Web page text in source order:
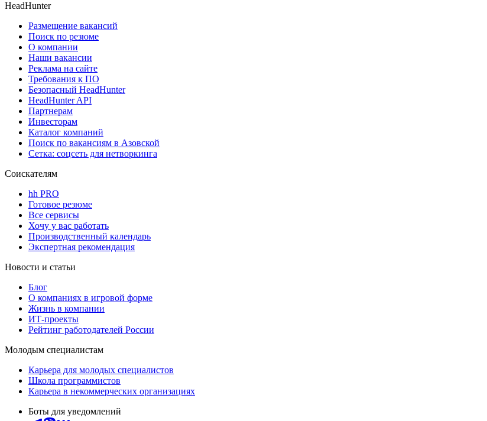
HeadHunter
Размещение вакансий
Поиск по резюме
О компании
Наши вакансии
Реклама на сайте
Требования к ПО
Безопасный HeadHunter
HeadHunter API
Партнерам
Инвесторам
Каталог компаний
Поиск по вакансиям в Азовской
Сетка: соцсеть для нетворкинга
Соискателям
hh PRO
Готовое резюме
Все сервисы
Хочу у вас работать
Производственный календарь
Экспертная рекомендация
Новости и статьи
Блог
О компаниях в игровой форме
Жизнь в компании
ИТ-проекты
Рейтинг работодателей России
Молодым специалистам
Карьера для молодых специалистов
Школа программистов
Карьера в некоммерческих организациях
Боты для уведомлений